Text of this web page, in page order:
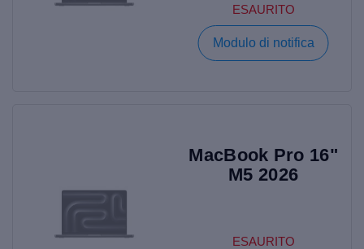
ESAURITO
Modulo di notifica
MacBook Pro 16"
M5 2026
ESAURITO